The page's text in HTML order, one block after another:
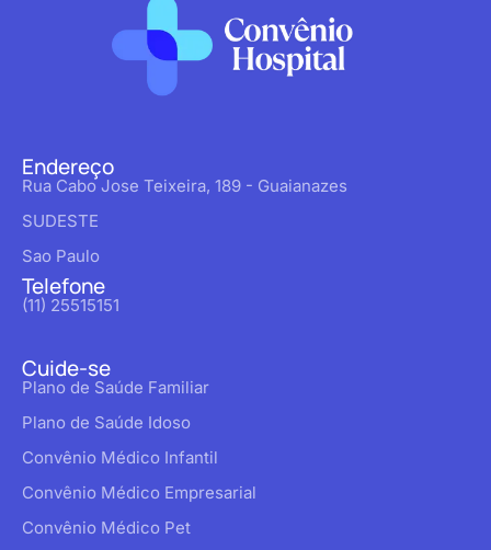
Endereço
Rua Cabo Jose Teixeira, 189 - Guaianazes
SUDESTE
Sao Paulo
Telefone
(11) 25515151
Cuide-se
Plano de Saúde Familiar
Plano de Saúde Idoso
Convênio Médico Infantil
Convênio Médico Empresarial
Convênio Médico Pet